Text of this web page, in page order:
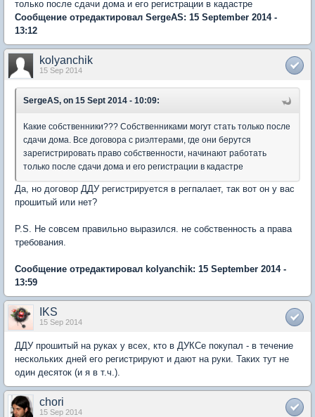
только после сдачи дома и его регистрации в кадастре
Сообщение отредактировал SergeAS: 15 September 2014 -
13:12
kolyanchik
15 Sep 2014
SergeAS, on 15 Sept 2014 - 10:09:
Какие собственники??? Собственниками могут стать только после
сдачи дома. Все договора с риэлтерами, где они берутся
зарегистрировать право собственности, начинают работать
только после сдачи дома и его регистрации в кадастре
Да, но договор ДДУ регистрируется в регпалает, так вот он у вас
прошитый или нет?
P.S. Не совсем правильно выразился. не собственность а права
требования.
Сообщение отредактировал kolyanchik: 15 September 2014 -
13:59
IKS
15 Sep 2014
ДДУ прошитый на руках у всех, кто в ДУКСе покупал - в течение
нескольких дней его регистрируют и дают на руки. Таких тут не
один десяток (и я в т.ч.).
chori
15 Sep 2014